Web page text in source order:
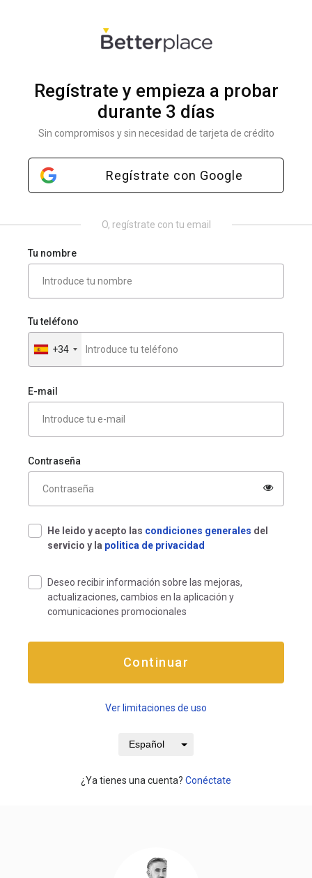
Regístrate y empieza a probar
durante 3 días
Sin compromisos y sin necesidad de tarjeta de crédito
Regístrate con Google
O, regístrate con tu email
Tu nombre
Tu teléfono
España
+34
+34
E-mail
Contraseña
He leido y acepto las condiciones generales del
servicio y la politica de privacidad
Deseo recibir información sobre las mejoras,
actualizaciones, cambios en la aplicación y
comunicaciones promocionales
Continuar
Ver limitaciones de uso
Español
¿Ya tienes una cuenta? Conéctate